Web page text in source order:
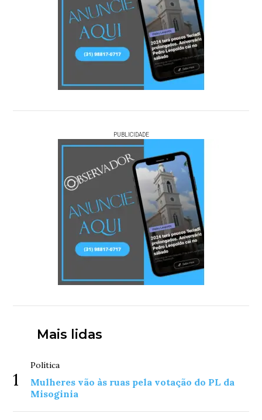
PUBLICIDADE
Mais lidas
1
Política
Mulheres vão às ruas pela votação do PL da
Misoginia